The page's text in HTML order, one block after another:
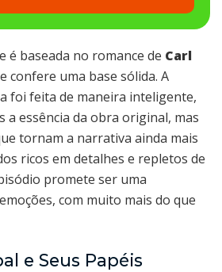
é baseada no romance de Carl
confere uma base sólida. A
foi feita de maneira inteligente,
a essência da obra original, mas
tornam a narrativa ainda mais
ricos em detalhes e repletos de
promete ser uma
com muito mais do que
e Seus Papéis